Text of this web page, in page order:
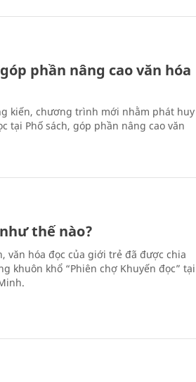
phần nâng cao văn hóa
kiến, chương trình mới nhằm phát huy
tại Phố sách, góp phần nâng cao văn
thế nào?
văn hóa đọc của giới trẻ đã được chia
khuôn khổ “Phiên chợ Khuyến đọc” tại